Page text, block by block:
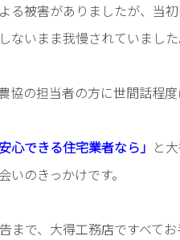
る被害がありましたが、当
ないまま我慢されていました
協の担当者の方に世間話程
心できる住宅業者なら」 と
いのきっかけです。
まで、大得工務店ですべて